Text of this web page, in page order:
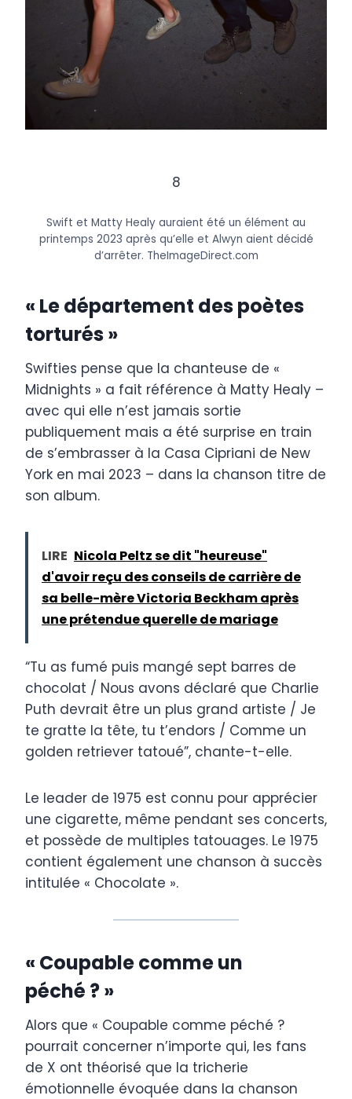
8
Swift et Matty Healy auraient été un élément au
printemps 2023 après qu’elle et Alwyn aient décidé
d’arrêter. TheImageDirect.com
« Le département des poètes
torturés »
Swifties pense que la chanteuse de «
Midnights » a fait référence à Matty Healy –
avec qui elle n’est jamais sortie
publiquement mais a été surprise en train
de s’embrasser à la Casa Cipriani de New
York en mai 2023 – dans la chanson titre de
son album.
LIRE Nicola Peltz se dit "heureuse"
d'avoir reçu des conseils de carrière de
sa belle-mère Victoria Beckham après
une prétendue querelle de mariage
“Tu as fumé puis mangé sept barres de
chocolat / Nous avons déclaré que Charlie
Puth devrait être un plus grand artiste / Je
te gratte la tête, tu t’endors / Comme un
golden retriever tatoué”, chante-t-elle.
Le leader de 1975 est connu pour apprécier
une cigarette, même pendant ses concerts,
et possède de multiples tatouages. Le 1975
contient également une chanson à succès
intitulée « Chocolate ».
« Coupable comme un
péché ? »
Alors que « Coupable comme péché ?
pourrait concerner n’importe qui, les fans
de X ont théorisé que la tricherie
émotionnelle évoquée dans la chanson